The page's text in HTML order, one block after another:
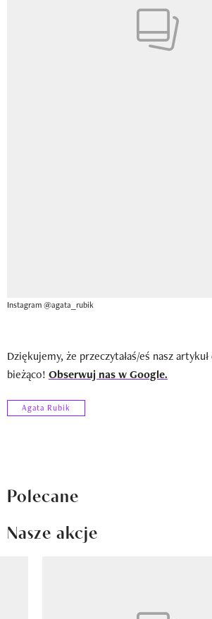
Instagram @agata_rubik
Dziękujemy, że przeczytałaś/eś nasz
bieżąco! Obserwuj nas w Google.
Agata Rubik
Polecane
Nasze akcje